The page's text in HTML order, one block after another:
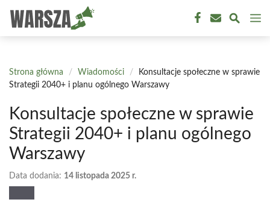
treści
Strona główna / Wiadomości /
Konsultacje społeczne w sprawie
Strategii 2040+ i planu ogólnego Warszawy
Konsultacje społeczne w sprawie
Strategii 2040+ i planu ogólnego
Warszawy
Data dodania: 14 listopada 2025 r.